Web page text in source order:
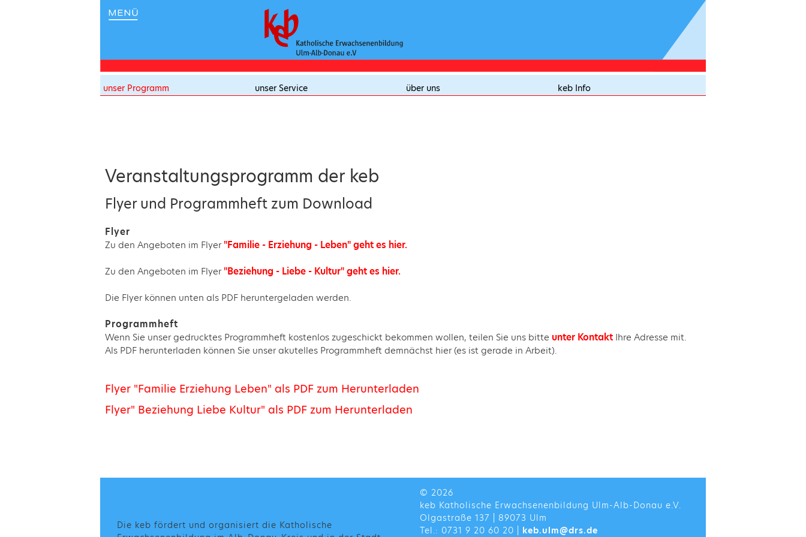
unser Programm unser Service über uns keb Info
Veranstaltungsprogramm der keb
Flyer und Programmheft zum Download
Flyer
Zu den Angeboten im Flyer"Familie - Erziehung - Leben" geht es hier.
Zu den Angeboten im Flyer"Beziehung - Liebe - Kultur" geht es hier.
Die Flyer können unten als PDF heruntergeladen werden.
Programmheft
Wenn Sie unser gedrucktes Programmheft kostenlos zugeschickt bekommen wollen, teilen Sie uns bitte unter Kontakt Ihre Adresse mit.
Als PDF herunterladen können Sie unser akutelles Programmheft demnächst hier (es ist gerade in Arbeit).
Flyer "Familie Erziehung Leben" als PDF zum Herunterladen
Flyer" Beziehung Liebe Kultur" als PDF zum Herunterladen
Die keb fördert und organisiert die Katholische
© 2026
keb Katholische Erwachsenenbildung Ulm-Alb-Donau e.V.
Olgastraße 137 | 89073 Ulm
Tel.: 0731 9 20 60 20 | keb.ulm@drs.de